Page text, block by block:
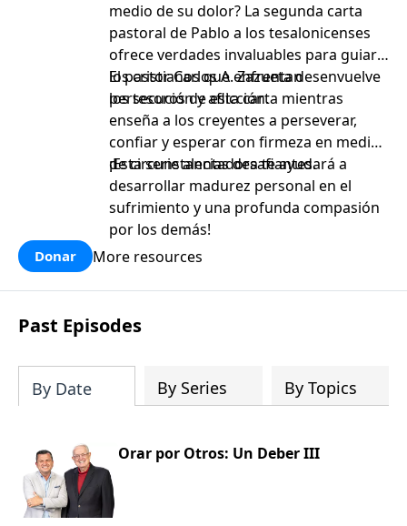
medio de su dolor? La segunda carta
pastoral de Pablo a los tesalonicenses
ofrece verdades invaluables para guiar a
los cristianos que enfrentan
persecución y aflicción.
El pastor Carlos A. Zazueta desenvuelve
los tesoros de esta carta mientras
enseña a los creyentes a perseverar,
confiar y esperar con firmeza en medio
de circunstancias desafiantes.
¡Esta serie alentadora te ayudará a
desarrollar madurez personal en el
sufrimiento y una profunda compasión
por los demás!
Donar More resources
Past Episodes
By Date By Series By Topics
Orar por Otros: Un Deber III